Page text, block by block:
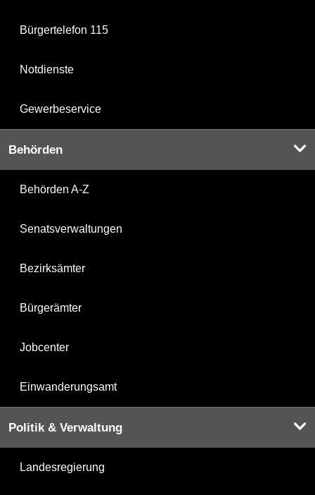
Bürgertelefon 115
Notdienste
Gewerbeservice
Behörden
Behörden A-Z
Senatsverwaltungen
Bezirksämter
Bürgerämter
Jobcenter
Einwanderungsamt
Politik & Verwaltung
Landesregierung